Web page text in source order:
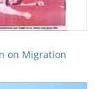
on Migration